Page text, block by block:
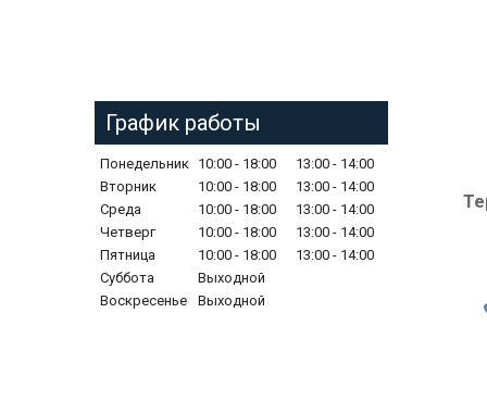
График работы
Понедельник 10:00 18:00 13:00
14:00
Вторник
10:00 18:00 13:00
14:00
Среда
10:00 18:00 13:00
14:00
Четверг
10:00 18:00 13:00
14:00
Пятница
10:00 18:00 13:00
14:00
Суббота
Выходной
Воскресенье
Выходной